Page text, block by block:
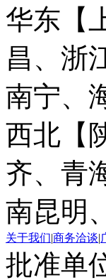
华东【
昌、浙
南宁、
西北【
齐、青
南昆明
关于我们|商务洽谈|
批准单